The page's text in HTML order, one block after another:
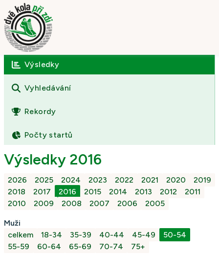
Úvod
O závodě
Výsledky
Fotogalerie
Kontakt
Výsledky
Vyhledávání
Rekordy
Počty startů
Výsledky 2016
2026 2025 2024 2023 2022 2021 2020
2019
2018
2017 2016 2015 2014 2013 2012
2011
2010
2009 2008 2007 2006 2005
Muži
celkem
18-34 35-39 40-44 45-49
50-54
55-59
60-64 65-69 70-74
75+